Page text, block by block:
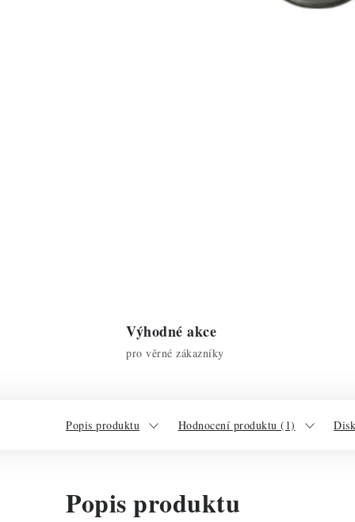
Výhodné akce
pro věrné zákazníky
Popis produktu Hodnocení produktu (1)
Popis produktu